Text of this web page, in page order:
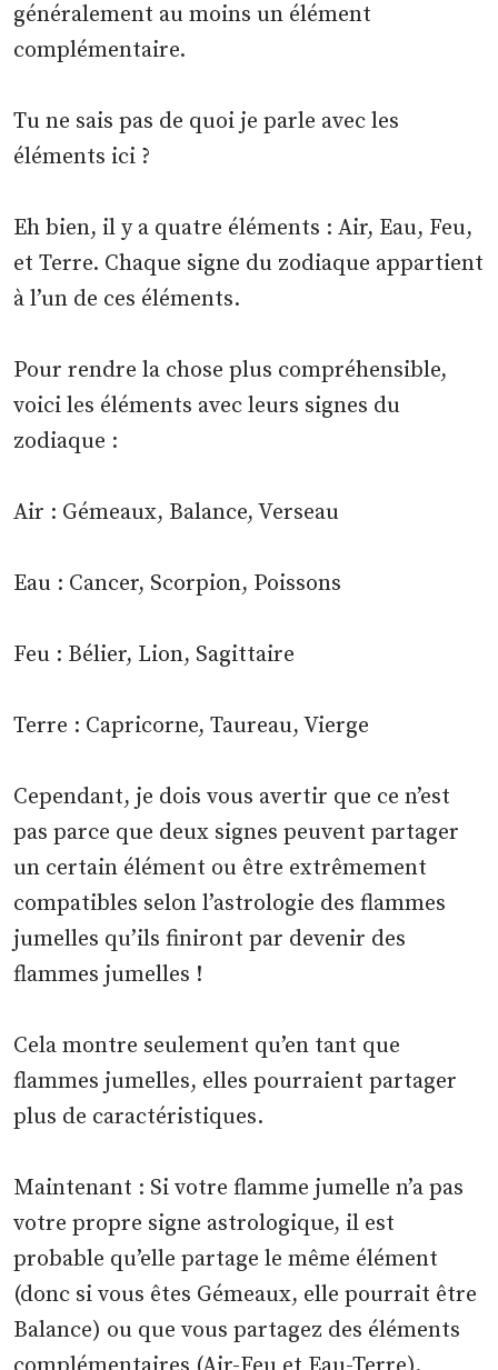
généralement au moins un élément
complémentaire.
Tu ne sais pas de quoi je parle avec les
éléments ici ?
Eh bien, il y a quatre éléments : Air, Eau, Feu,
et Terre. Chaque signe du zodiaque appartient
à l’un de ces éléments.
Pour rendre la chose plus compréhensible,
voici les éléments avec leurs signes du
zodiaque :
Air : Gémeaux, Balance, Verseau
Eau : Cancer, Scorpion, Poissons
Feu : Bélier, Lion, Sagittaire
Terre : Capricorne, Taureau, Vierge
Cependant, je dois vous avertir que ce n’est
pas parce que deux signes peuvent partager
un certain élément ou être extrêmement
compatibles selon l’astrologie des flammes
jumelles qu’ils finiront par devenir des
flammes jumelles !
Cela montre seulement qu’en tant que
flammes jumelles, elles pourraient partager
plus de caractéristiques.
Maintenant : Si votre flamme jumelle n’a pas
votre propre signe astrologique, il est
probable qu’elle partage le même élément
(donc si vous êtes Gémeaux, elle pourrait être
Balance) ou que vous partagez des éléments